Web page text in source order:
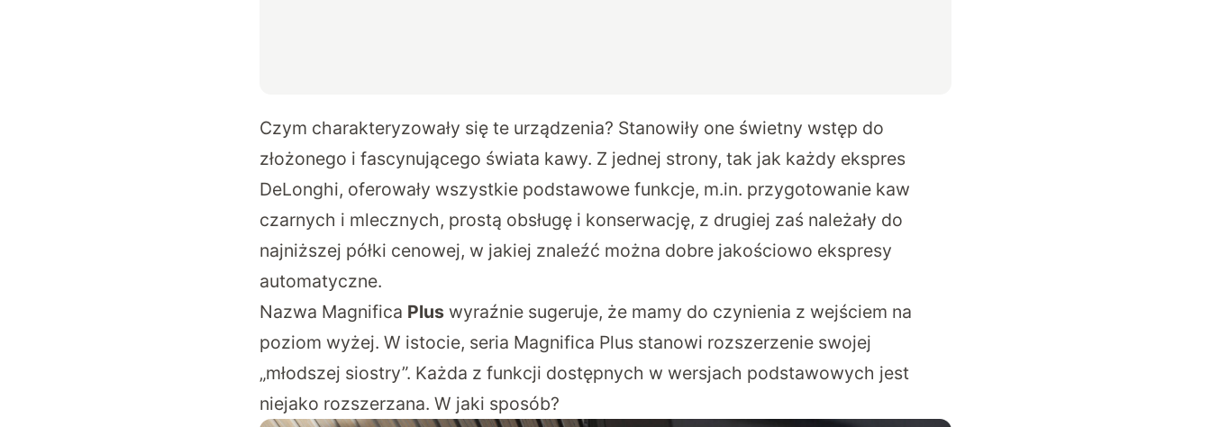
Czym charakteryzowały się te urządzenia? Stanowiły one świetny wstęp do
złożonego i fascynującego świata kawy. Z jednej strony, tak jak każdy ekspres
DeLonghi, oferowały wszystkie podstawowe funkcje, m.in. przygotowanie kaw
czarnych i mlecznych, prostą obsługę i konserwację, z drugiej zaś należały do
najniższej półki cenowej, w jakiej znaleźć można dobre jakościowo ekspresy
automatyczne.
Nazwa Magnifica Plus wyraźnie sugeruje, że mamy do czynienia z wejściem na
poziom wyżej. W istocie, seria Magnifica Plus stanowi rozszerzenie swojej
„młodszej siostry”. Każda z funkcji dostępnych w wersjach podstawowych jest
niejako rozszerzana. W jaki sposób?